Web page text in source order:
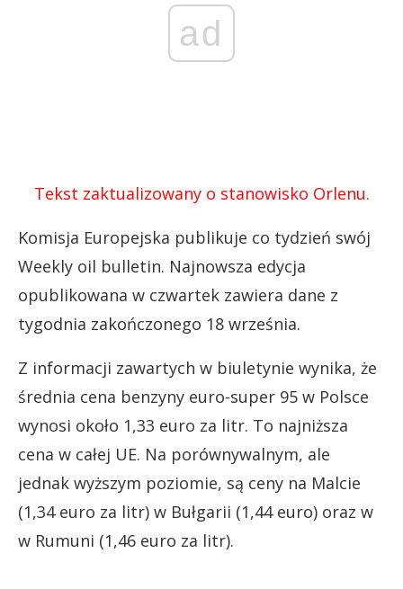
ad
Tekst zaktualizowany o stanowisko Orlenu.
Komisja Europejska publikuje co tydzień swój
Weekly oil bulletin. Najnowsza edycja
opublikowana w czwartek zawiera dane z
tygodnia zakończonego 18 września.
Z informacji zawartych w biuletynie wynika, że
średnia cena benzyny euro-super 95 w Polsce
wynosi około 1,33 euro za litr. To najniższa
cena w całej UE. Na porównywalnym, ale
jednak wyższym poziomie, są ceny na Malcie
(1,34 euro za litr) w Bułgarii (1,44 euro) oraz w
w Rumuni (1,46 euro za litr).